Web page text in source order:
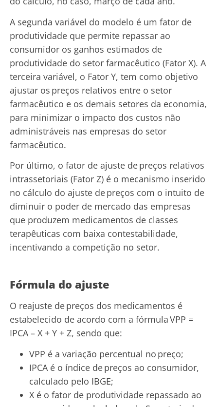
A segunda variável do modelo é um fator de
produtividade que permite repassar ao
consumidor os ganhos estimados de
produtividade do setor farmacêutico (Fator X). A
terceira variável, o Fator Y, tem como objetivo
ajustar os preços relativos entre o setor
farmacêutico e os demais setores da economia,
para minimizar o impacto dos custos não
administráveis nas empresas do setor
farmacêutico.
Por último, o fator de ajuste de preços relativos
intrassetoriais (Fator Z) é o mecanismo inserido
no cálculo do ajuste de preços com o intuito de
diminuir o poder de mercado das empresas
que produzem medicamentos de classes
terapêuticas com baixa contestabilidade,
incentivando a competição no setor.
Fórmula do ajuste
O reajuste de preços dos medicamentos é
estabelecido de acordo com a fórmula VPP =
IPCA – X + Y + Z, sendo que:
VPP é a variação percentual no preço;
IPCA é o índice de preços ao consumidor,
calculado pelo IBGE;
X é o fator de produtividade repassado ao